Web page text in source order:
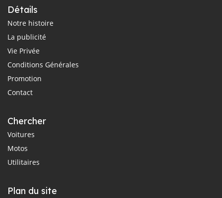
Détails
Notre histoire
La publicité
Vie Privée
Conditions Générales
Promotion
Contact
Chercher
Voitures
Motos
Utilitaires
Plan du site